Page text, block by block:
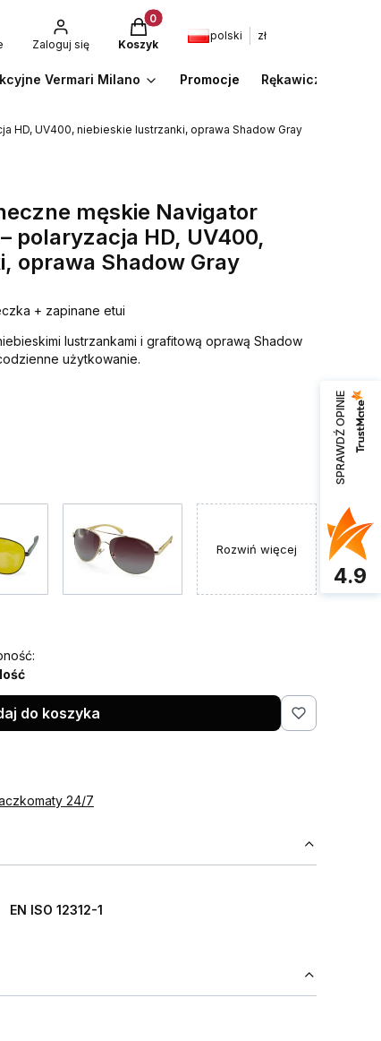
Zaloguj się
Produkty w koszyku: 0. Zobacz
Koszyk
polski zł
Vermari Milano Promocje Rękawiczki
HD, UV400, niebieskie lustrzanki, oprawa Shadow Gray
męskie Navigator
polaryzacja HD, UV400,
oprawa Shadow Gray
+ zapinane etui
lustrzankami i grafitową oprawą Shadow
użytkowanie.
Rozwiń więcej
do koszyka
24/7
EN ISO 12312-1
SPRAWDŹ OPINIE
4.9